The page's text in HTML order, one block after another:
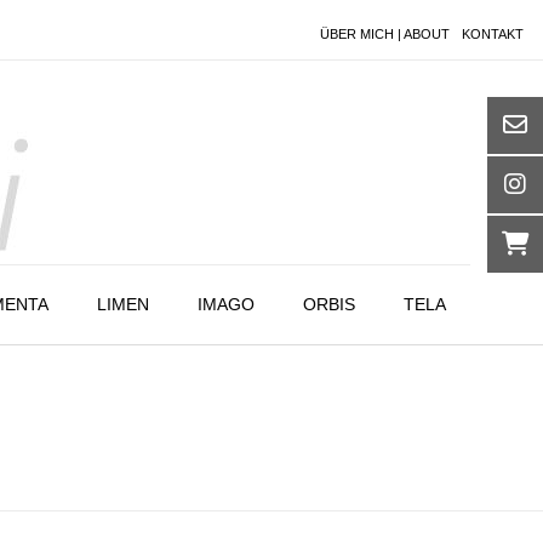
ÜBER MICH | ABOUT KONTAKT
LIMEN IMAGO ORBIS TELA